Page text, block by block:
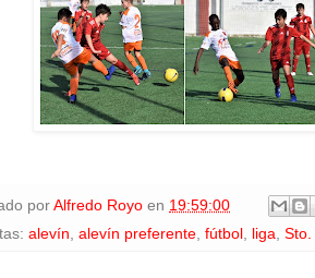
por Alfredo Royo en 19:59:00
alevín, alevín preferente, fútbol , liga, Sto.